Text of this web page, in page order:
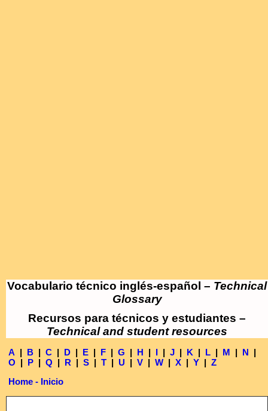
Vocabulario técnico inglés-español – Technical
Glossary
Recursos para técnicos y estudiantes –
Technical and student resources
A | B | C | D | E | F | G | H | I | J | K | L | M | N |
O | P | Q | R | S | T | U | V | W | X | Y | Z
Home - Inicio